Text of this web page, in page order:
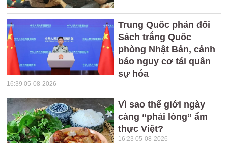
Trung Quốc phản đối
Sách trắng Quốc
phòng Nhật Bản, cảnh
báo nguy cơ tái quân
sự hóa
16:39 05-08-2026
Vì sao thế giới ngày
càng “phải lòng” ẩm
thực Việt?
16:23 05-08-2026